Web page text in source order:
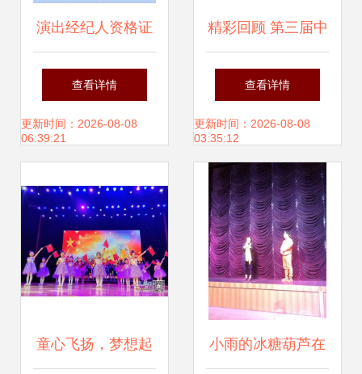
演出经纪人资格证
继续教育全攻略
查看详情
更新时间：2026-08-08
06:39:21
精彩回顾 第三届中
国（广州）演出经
纪人大会圆满落
幕，共筑演出经纪
新未来
查看详情
更新时间：2026-08-08
03:35:12
童心飞扬，梦想起 小雨的冰糖葫芦在